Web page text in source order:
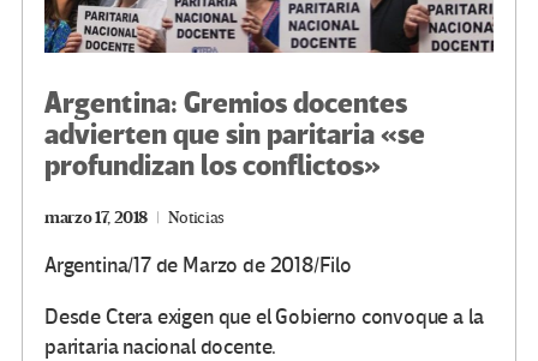
Argentina: Gremios docentes
advierten que sin paritaria «se
profundizan los conflictos»
marzo 17, 2018 Noticias
Argentina/17 de Marzo de 2018/Filo
Desde Ctera exigen que el Gobierno convoque a la
paritaria nacional docente.